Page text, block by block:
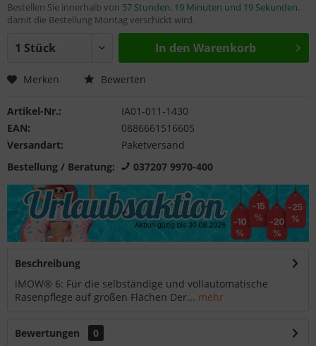
Bestellen Sie innerhalb von 57 Stunden, 19 Minuten und 19 Sekunden,
damit die Bestellung Montag verschickt wird.
In den Warenkorb
Merken Bewerten
Artikel-Nr.:
IA01-011-1430
EAN:
0886661516605
Versandart:
Paketversand
Bestellung / Beratung:
037207 9970-400
Beschreibung
iMOW® 6: Für die selbständige und vollautomatische
Rasenpflege auf großen Flächen Der... mehr
Bewertungen
0